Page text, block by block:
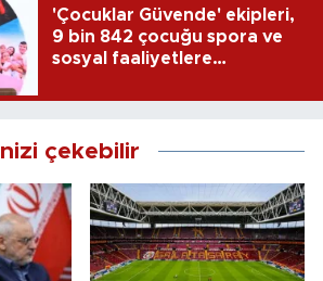
'Çocuklar Güvende' ekipleri,
9 bin 842 çocuğu spora ve
sosyal faaliyetlere
çekebilir